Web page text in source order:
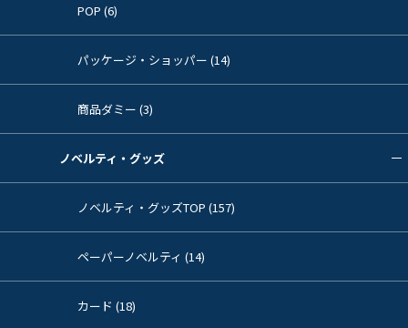
POP (6)
パッケージ・ショッパー (14)
商品ダミー (3)
ノベルティ・グッズ
ノベルティ・グッズTOP (157)
ペーパーノベルティ (14)
カード (18)